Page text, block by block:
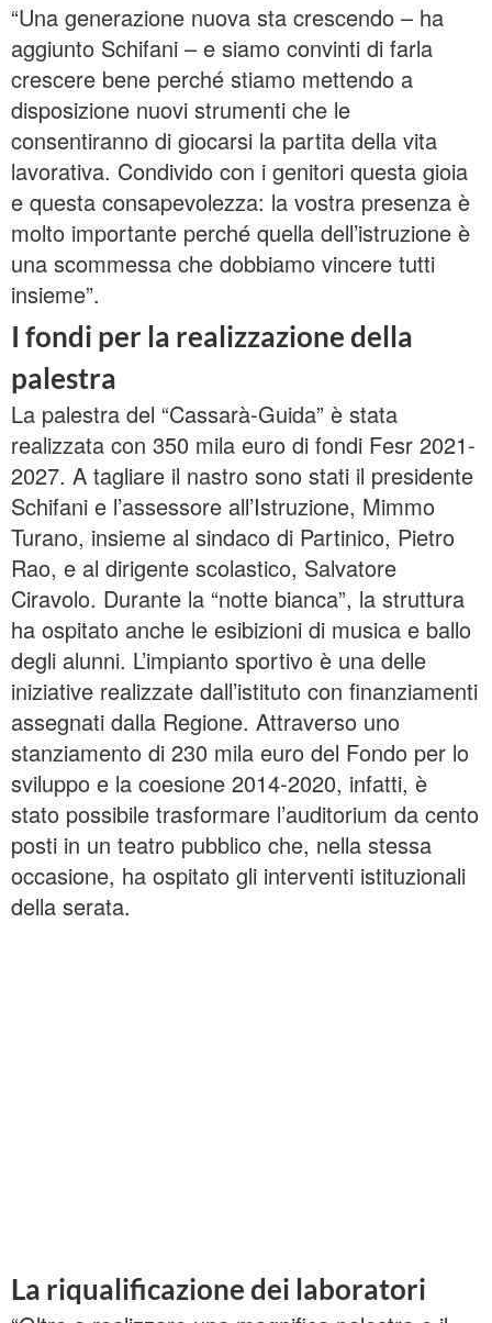
“Una generazione nuova sta crescendo – ha
aggiunto Schifani – e siamo convinti di farla
crescere bene perché stiamo mettendo a
disposizione nuovi strumenti che le
consentiranno di giocarsi la partita della vita
lavorativa. Condivido con i genitori questa gioia
e questa consapevolezza: la vostra presenza è
molto importante perché quella dell’istruzione è
una scommessa che dobbiamo vincere tutti
insieme”.
I fondi per la realizzazione della
palestra
La palestra del “Cassarà-Guida” è stata
realizzata con 350 mila euro di fondi Fesr 2021-
2027. A tagliare il nastro sono stati il presidente
Schifani e l’assessore all’Istruzione, Mimmo
Turano, insieme al sindaco di Partinico, Pietro
Rao, e al dirigente scolastico, Salvatore
Ciravolo. Durante la “notte bianca”, la struttura
ha ospitato anche le esibizioni di musica e ballo
degli alunni. L’impianto sportivo è una delle
iniziative realizzate dall’istituto con finanziamenti
assegnati dalla Regione. Attraverso uno
stanziamento di 230 mila euro del Fondo per lo
sviluppo e la coesione 2014-2020, infatti, è
stato possibile trasformare l’auditorium da cento
posti in un teatro pubblico che, nella stessa
occasione, ha ospitato gli interventi istituzionali
della serata.
La riqualificazione dei laboratori